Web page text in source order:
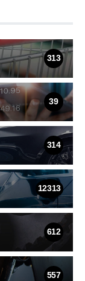
313
39
314
12313
612
557